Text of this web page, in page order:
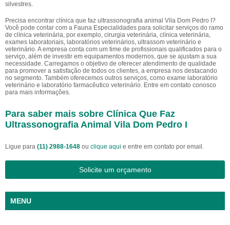
silvestres.
Precisa encontrar clínica que faz ultrassonografia animal Vila Dom Pedro I?
Você pode contar com a Fauna Especialidades para solicitar serviços do ramo
de clínica veterinária, por exemplo, cirurgia veterinária, clínica veterinária,
exames laboratoriais, laboratórios veterinários, ultrassom veterinário e
veterinário. A empresa conta com um time de profissionais qualificados para o
serviço, além de investir em equipamentos modernos, que se ajustam a sua
necessidade. Carregamos o objetivo de oferecer atendimento de qualidade
para promover a satisfação de todos os clientes, a empresa nos destacando
no segmento. Também oferecemos outros serviços, como exame laboratório
veterinário e laboratório farmacêutico veterinário. Entre em contato conosco
para mais informações.
Para saber mais sobre Clínica Que Faz
Ultrassonografia Animal Vila Dom Pedro I
Ligue para (11) 2988-1648 ou clique aqui e entre em contato por email.
Solicite um orçamento
MENU